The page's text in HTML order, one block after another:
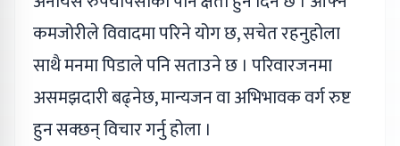
कमजोरीले विवादमा परिने योग छ, सचेत रहनुहोला
साथै मनमा पिडाले पनि सताउने छ । परिवारजनमा
असमझदारी बढ्नेछ, मान्यजन वा अभिभावक वर्ग रुष्ट
हुन सक्छन् विचार गर्नु होला ।